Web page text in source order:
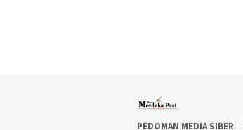
PEDOMAN MEDIA SIBER